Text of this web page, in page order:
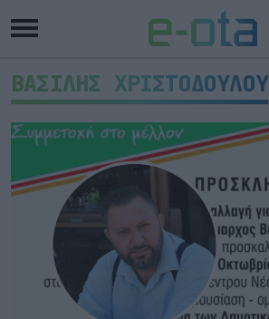
ΒΑΣΙΛΗΣ ΧΡΙΣΤΟΔΟΥΛΟΥ